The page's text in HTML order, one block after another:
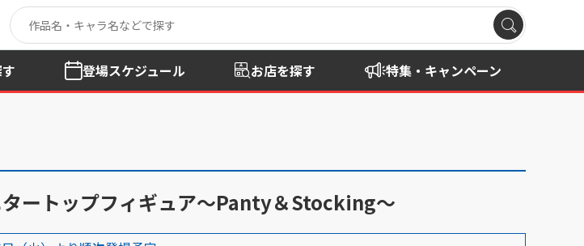
登場スケジュール お店を探す 特集・キャンペーン
タートップフィギュア～Panty＆Stocking～